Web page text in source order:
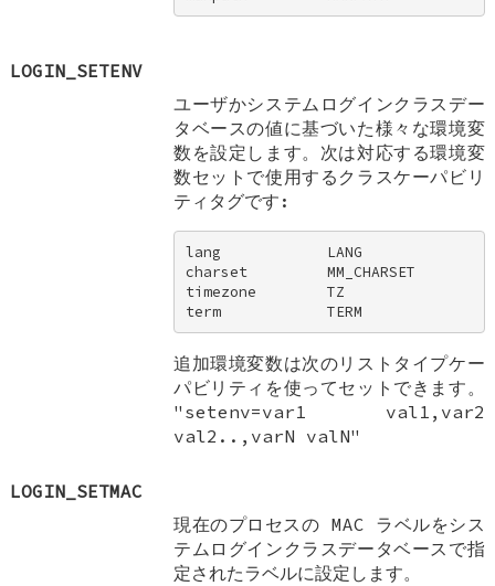
LOGIN_SETENV
ユーザかシステムログインクラスデー
タベースの値に基づいた様々な環境変
数を設定します。次は対応する環境変
数セットで使用するクラスケーパビリ
ティタグです:
lang            LANG
charset         MM_CHARSET
timezone        TZ
term            TERM
追加環境変数は次のリストタイプケー
パビリティを使ってセットできます。
"setenv=var1 val1,var2
val2..,varN valN"
LOGIN_SETMAC
現在のプロセスの MAC ラベルをシス
テムログインクラスデータベースで指
定されたラベルに設定します。